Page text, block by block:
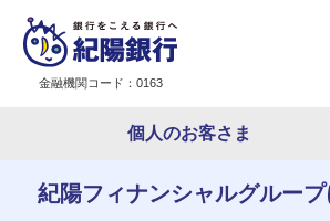
金融機関コード：0163
個人のお客さま
紀陽フィナンシャルグルー